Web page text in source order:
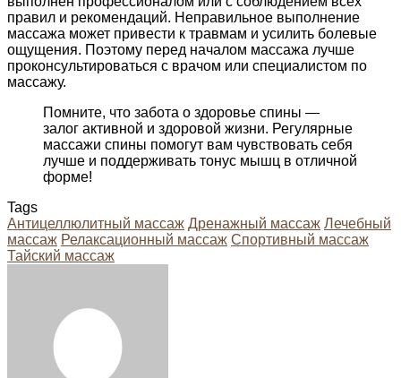
правил и рекомендаций. Неправильное выполнение
массажа может привести к травмам и усилить болевые
ощущения. Поэтому перед началом массажа лучше
проконсультироваться с врачом или специалистом по
массажу.
Помните, что забота о здоровье спины —
залог активной и здоровой жизни. Регулярные
массажи спины помогут вам чувствовать себя
лучше и поддерживать тонус мышц в отличной
форме!
Tags
Антицеллюлитный массаж Дренажный массаж Лечебный
массаж Релаксационный массаж Спортивный массаж
Тайский массаж